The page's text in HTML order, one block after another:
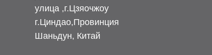
улица ,г.Цзяочжоу
г.Циндао,Провинция
Шаньдун, Китай